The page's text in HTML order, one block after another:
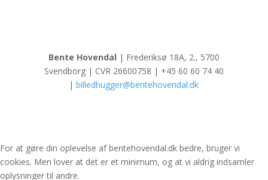
Bente Hovendal | Frederiksø 18A, 2., 5700
Svendborg | CVR 26600758 | +45 60 60 74 40
|billedhugger@bentehovendal.dk
For at gøre din oplevelse af bentehovendal.dk bedre, bruger vi
cookies. Men lover at det er et minimum, og at vi aldrig indsamler
oplysninger til andre.